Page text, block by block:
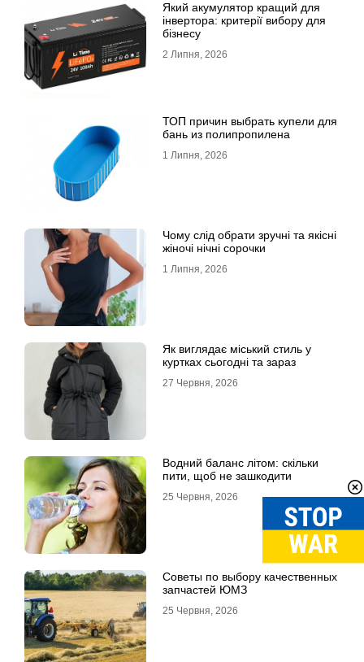
Який акумулятор кращий для
інвертора: критерії вибору для
бізнесу
2 Липня, 2026
ТОП причин выбрать купели для
бань из полипропилена
1 Липня, 2026
Чому слід обрати зручні та якісні
жіночі нічні сорочки
1 Липня, 2026
Як виглядає міський стиль у
куртках сьогодні та зараз
27 Червня, 2026
Водний баланс літом: скільки
пити, щоб не зашкодити
25 Червня, 2026
Советы по выбору качественных
запчастей ЮМЗ
25 Червня, 2026